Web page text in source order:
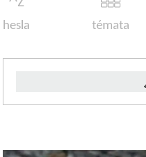
hesla témata